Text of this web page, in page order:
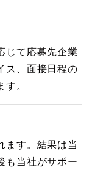
じて応募先企業
ス、面接日程の
。
ます。結果は当
も当社がサポー